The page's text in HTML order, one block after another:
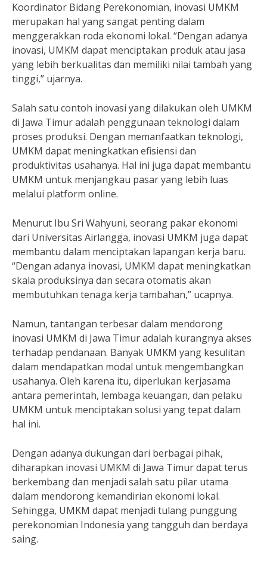
Koordinator Bidang Perekonomian, inovasi UMKM
merupakan hal yang sangat penting dalam
menggerakkan roda ekonomi lokal. “Dengan adanya
inovasi, UMKM dapat menciptakan produk atau jasa
yang lebih berkualitas dan memiliki nilai tambah yang
tinggi,” ujarnya.
Salah satu contoh inovasi yang dilakukan oleh UMKM
di Jawa Timur adalah penggunaan teknologi dalam
proses produksi. Dengan memanfaatkan teknologi,
UMKM dapat meningkatkan efisiensi dan
produktivitas usahanya. Hal ini juga dapat membantu
UMKM untuk menjangkau pasar yang lebih luas
melalui platform online.
Menurut Ibu Sri Wahyuni, seorang pakar ekonomi
dari Universitas Airlangga, inovasi UMKM juga dapat
membantu dalam menciptakan lapangan kerja baru.
“Dengan adanya inovasi, UMKM dapat meningkatkan
skala produksinya dan secara otomatis akan
membutuhkan tenaga kerja tambahan,” ucapnya.
Namun, tantangan terbesar dalam mendorong
inovasi UMKM di Jawa Timur adalah kurangnya akses
terhadap pendanaan. Banyak UMKM yang kesulitan
dalam mendapatkan modal untuk mengembangkan
usahanya. Oleh karena itu, diperlukan kerjasama
antara pemerintah, lembaga keuangan, dan pelaku
UMKM untuk menciptakan solusi yang tepat dalam
hal ini.
Dengan adanya dukungan dari berbagai pihak,
diharapkan inovasi UMKM di Jawa Timur dapat terus
berkembang dan menjadi salah satu pilar utama
dalam mendorong kemandirian ekonomi lokal.
Sehingga, UMKM dapat menjadi tulang punggung
perekonomian Indonesia yang tangguh dan berdaya
saing.